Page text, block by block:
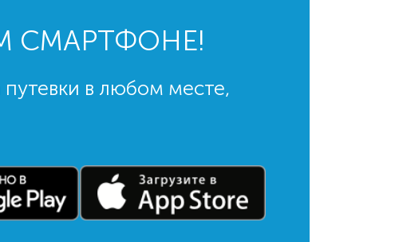
СМАРТФОНЕ!
в любом месте,